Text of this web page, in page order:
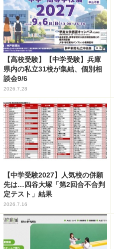
【高校受験】【中学受験】兵庫
県内の私立31校が集結、個別相
談会9/6
2026.7.28
【中学受験2027】人気校の併願
先は…四谷大塚「第2回合不合判
定テスト」結果
2026.7.16